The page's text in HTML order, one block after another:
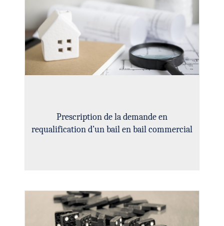
Prescription de la demande en
requalification d’un bail en bail commercial